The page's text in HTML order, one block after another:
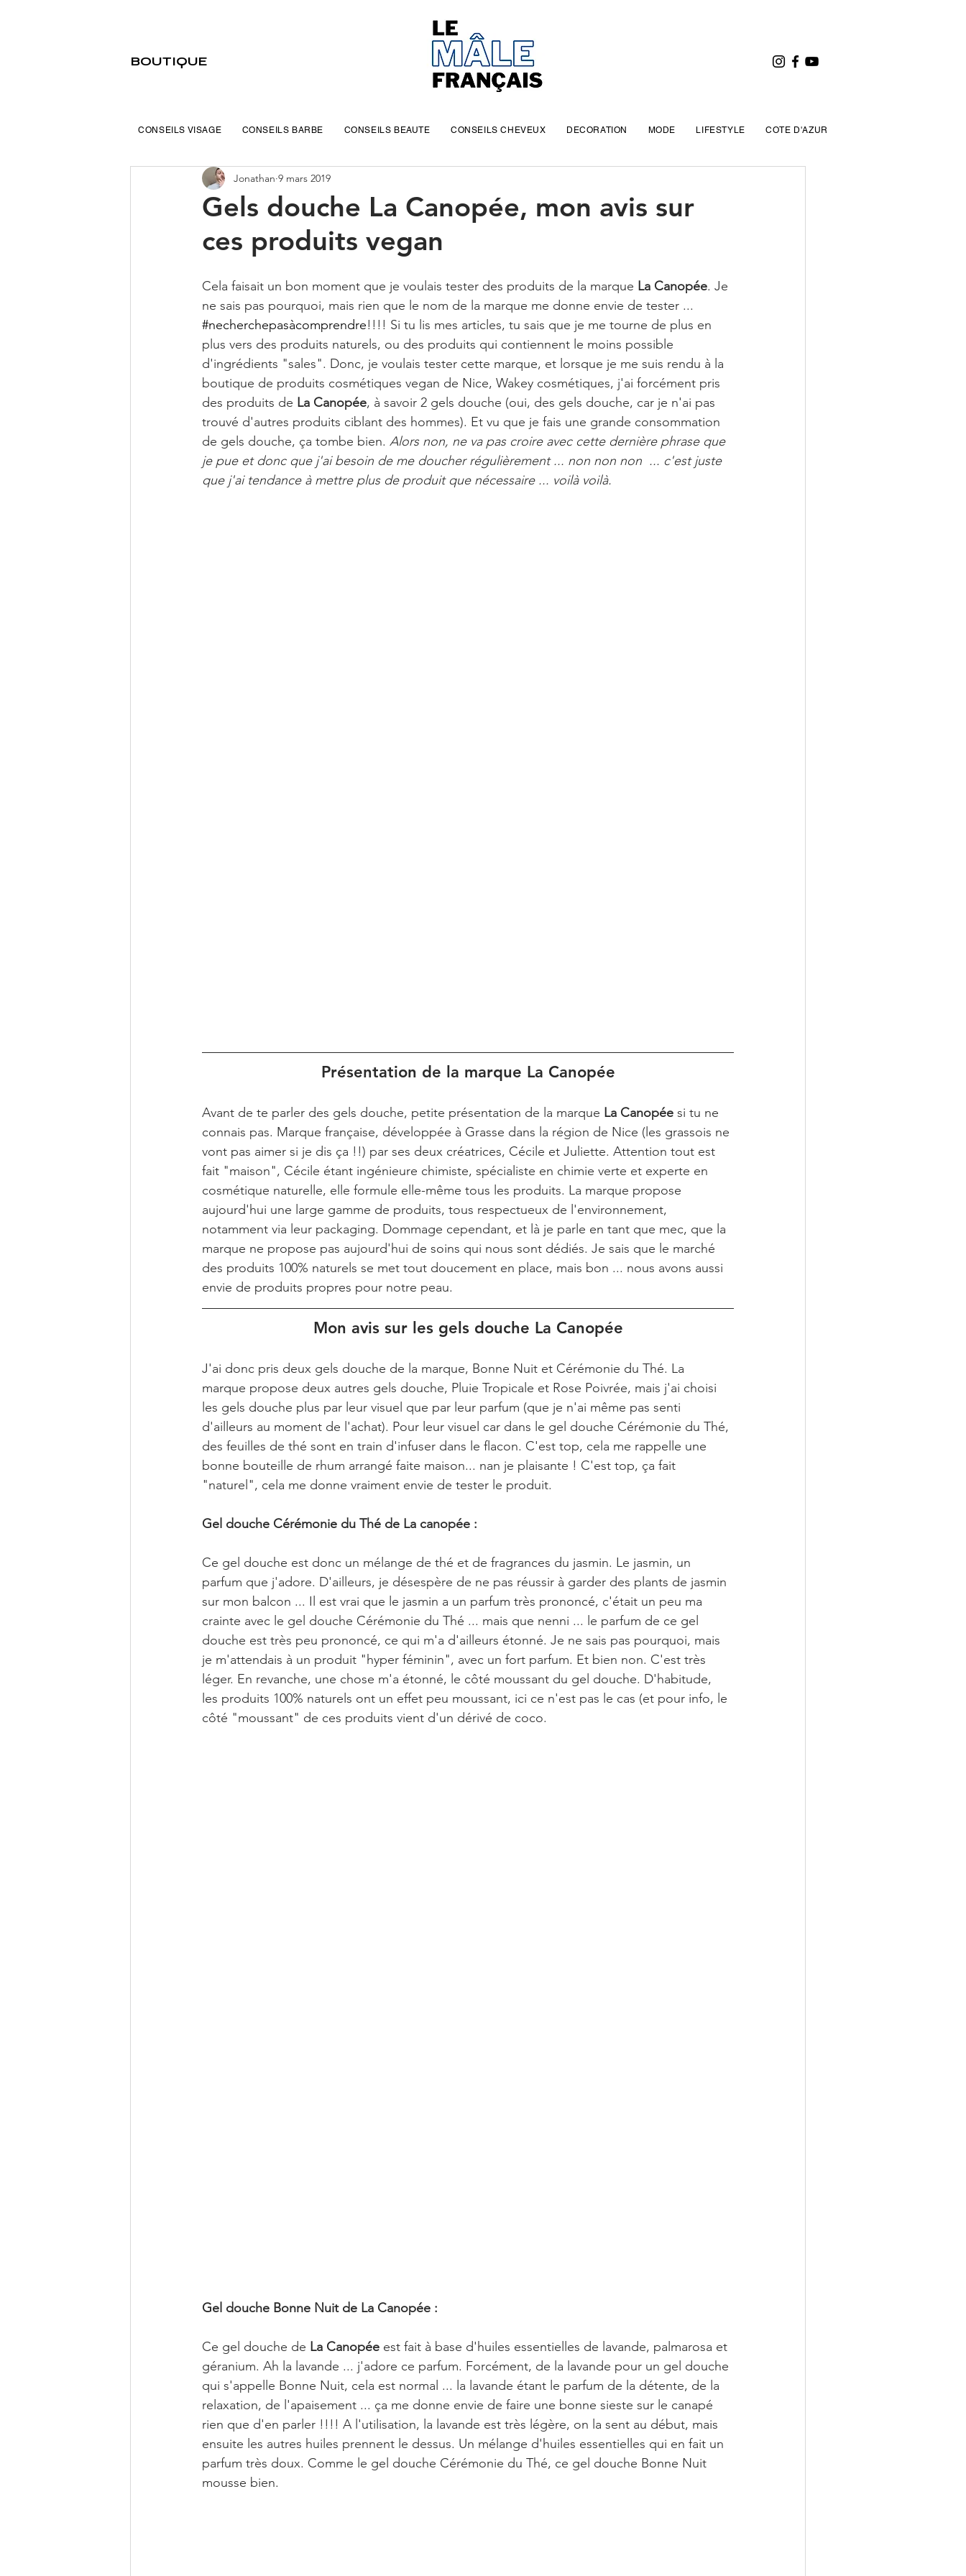
BOUTIQUE
Gels douche La Canopée, mon avis sur
ces produits vegan
Jonathan 9 mars 2019
Cela faisait un bon moment que je voulais tester des produits de la marque La Canopée. Je
ne sais pas pourquoi, mais rien que le nom de la marque me donne envie de tester ...
#necherchepasàcomprendre!!!! Si tu lis mes articles, tu sais que je me tourne de plus en
plus vers des produits naturels, ou des produits qui contiennent le moins possible
d'ingrédients "sales". Donc, je voulais tester cette marque, et lorsque je me suis rendu à la
boutique de produits cosmétiques vegan de Nice, Wakey cosmétiques, j'ai forcément pris
des produits de La Canopée, à savoir 2 gels douche (oui, des gels douche, car je n'ai pas
trouvé d'autres produits ciblant des hommes). Et vu que je fais une grande consommation
de gels douche, ça tombe bien. Alors non, ne va pas croire avec cette dernière phrase que
je pue et donc que j'ai besoin de me doucher régulièrement ... non non non  ... c'est juste
que j'ai tendance à mettre plus de produit que nécessaire ... voilà voilà.
Présentation de la marque La Canopée
Avant de te parler des gels douche, petite présentation de la marque La Canopée si tu ne
connais pas. Marque française, développée à Grasse dans la région de Nice (les grassois ne
vont pas aimer si je dis ça !!) par ses deux créatrices, Cécile et Juliette. Attention tout est
fait "maison", Cécile étant ingénieure chimiste, spécialiste en chimie verte et experte en
cosmétique naturelle, elle formule elle-même tous les produits. La marque propose
aujourd'hui une large gamme de produits, tous respectueux de l'environnement,
notamment via leur packaging. Dommage cependant, et là je parle en tant que mec, que la
marque ne propose pas aujourd'hui de soins qui nous sont dédiés. Je sais que le marché
des produits 100% naturels se met tout doucement en place, mais bon ... nous avons aussi
envie de produits propres pour notre peau.
Mon avis sur les gels douche La Canopée
J'ai donc pris deux gels douche de la marque, Bonne Nuit et Cérémonie du Thé. La
marque propose deux autres gels douche, Pluie Tropicale et Rose Poivrée, mais j'ai choisi
les gels douche plus par leur visuel que par leur parfum (que je n'ai même pas senti
d'ailleurs au moment de l'achat). Pour leur visuel car dans le gel douche Cérémonie du Thé,
des feuilles de thé sont en train d'infuser dans le flacon. C'est top, cela me rappelle une
bonne bouteille de rhum arrangé faite maison... nan je plaisante ! C'est top, ça fait
"naturel", cela me donne vraiment envie de tester le produit.
Gel douche Cérémonie du Thé de La canopée :
Ce gel douche est donc un mélange de thé et de fragrances du jasmin. Le jasmin, un
parfum que j'adore. D'ailleurs, je désespère de ne pas réussir à garder des plants de jasmin
sur mon balcon ... Il est vrai que le jasmin a un parfum très prononcé, c'était un peu ma
crainte avec le gel douche Cérémonie du Thé ... mais que nenni ... le parfum de ce gel
douche est très peu prononcé, ce qui m'a d'ailleurs étonné. Je ne sais pas pourquoi, mais
je m'attendais à un produit "hyper féminin", avec un fort parfum. Et bien non. C'est très
léger. En revanche, une chose m'a étonné, le côté moussant du gel douche. D'habitude,
les produits 100% naturels ont un effet peu moussant, ici ce n'est pas le cas (et pour info, le
côté "moussant" de ces produits vient d'un dérivé de coco.
Gel douche Bonne Nuit de La Canopée :
Ce gel douche de La Canopée est fait à base d'huiles essentielles de lavande, palmarosa et
géranium. Ah la lavande ... j'adore ce parfum. Forcément, de la lavande pour un gel douche
qui s'appelle Bonne Nuit, cela est normal ... la lavande étant le parfum de la détente, de la
relaxation, de l'apaisement ... ça me donne envie de faire une bonne sieste sur le canapé
rien que d'en parler !!!! A l'utilisation, la lavande est très légère, on la sent au début, mais
ensuite les autres huiles prennent le dessus. Un mélange d'huiles essentielles qui en fait un
parfum très doux. Comme le gel douche Cérémonie du Thé, ce gel douche Bonne Nuit
mousse bien.
CONSEILS VISAGE CONSEILS BARBE CONSEILS BEAUTE CONSEILS CHEVEUX DECORATION MODE LIFESTYLE COTE D'AZUR